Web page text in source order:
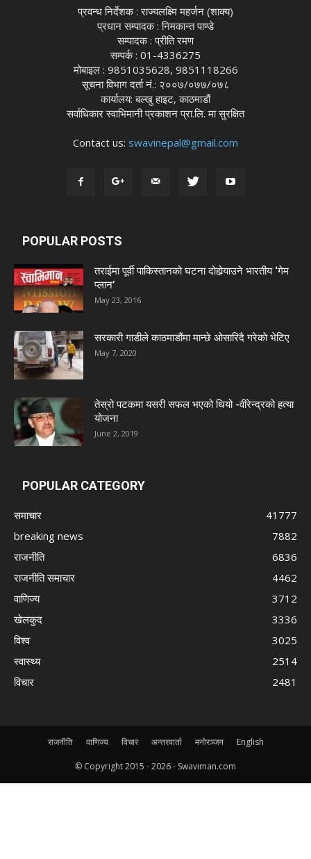
प्रवन्ध निर्देशक : राज्यलक्ष्मि महर्जन (शाक्य)
प्रधान सम्पादक : निमकान्त पाण्डे
सम्पादक : प्रीति रमण
सम्पर्क : 01-4336275
मोबाइल : 9851035628, 9851118266
सूचना विभाग दर्ता नं.: २००७/०७७/०७८
कार्यालय: बल्खु हाइट, काठमाडौं
सर्वाधिकार स्वाभिमानी प्रकाशन प्रा.लि. मा सुरक्षित
Contact us: swavinepal@gmail.com
POPULAR POSTS
तराईमा पूर्वी पाकिस्तानको घटना दोहोर्‍याउने भारतीय ‘गेम
प्लान’
May 23, 2016
सरकारी गाडीले काठमाडौंमा मान्छे ओसारिदै गरेकाे भेटिए
May 7, 2020
तेस्रो पटकमा यसरी सफल भएको थियो -वीरेन्द्रको हत्या
योजना
June 2, 2019
POPULAR CATEGORY
समाचार
41777
breaking news
7882
राजनीति
6836
राजनीति समाचार
4462
वाणिज्य
3712
खेलकुद
3336
विश्व
3025
स्वास्थ्य
2514
विचार
2481
राजनीति वाणिज्य विचार अन्तरवार्ता मनोरञ्जन English
© Copyright 2015 -2026 - Swaviman.com